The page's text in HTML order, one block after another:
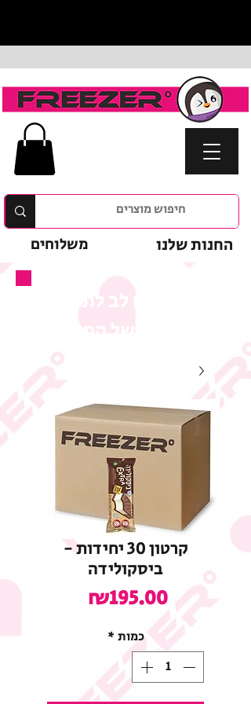
החנות שלנו משלוחים
המבצע של המוצר
קרטון 30 יחידות -
ביסקולידה
₪195.00
כמות *